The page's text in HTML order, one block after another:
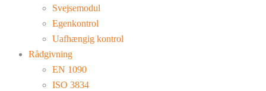
Svejsemodul
Egenkontrol
Uafhængig kontrol
Rådgivning
EN 1090
ISO 3834